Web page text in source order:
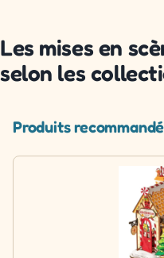
Les mises en
selon les
Produits